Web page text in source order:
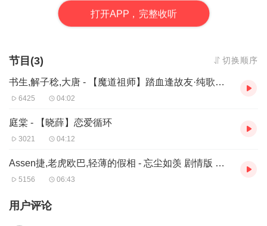
一首首上传搬运也是需要时间和心血的啊
当然版权问题也是可以理解
唉……
打开APP，完整收听
节目(3) 切换顺序
书生,解子稔,大唐 - 【魔道祖师】踏血逢故友·纯歌版（恶友向 薛洋 金光瑶）
6425 04:02
庭棠 - 【晓薛】恋爱循环
3021 04:12
Assen捷,老虎欧巴,轻薄的假相 - 忘尘如羡 剧情版 【魔道祖师】CV：轻薄的假相x西呱双
5156 06:43
用户评论